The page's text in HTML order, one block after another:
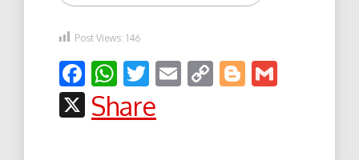
Post Views: 146
Facebook
WhatsApp
Twitter
EmailCopyBlogger
X
Share